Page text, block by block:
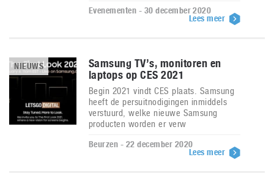
Evenementen - 30 december 2020
Lees meer
NIEUWS
Samsung TV’s, monitoren en
laptops op CES 2021
Begin 2021 vindt CES plaats. Samsung
heeft de persuitnodigingen inmiddels
verstuurd, welke nieuwe Samsung
producten worden er verw
Beurzen - 22 december 2020
Lees meer